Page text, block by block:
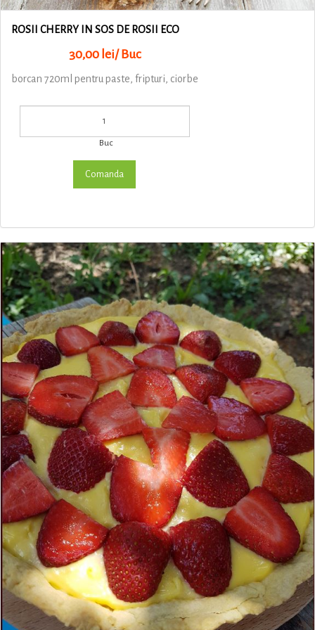
ROSII CHERRY IN SOS DE ROSII ECO
30,00 lei/ Buc
borcan 720ml pentru paste, fripturi, ciorbe
Buc